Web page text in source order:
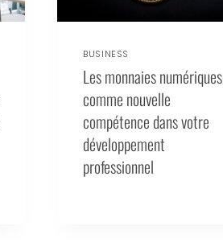
BUSINESS
Les monnaies numériques
comme nouvelle
compétence dans votre
développement
professionnel